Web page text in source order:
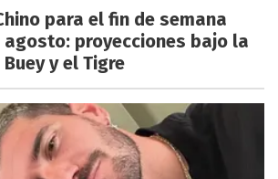
para el fin de semana
agosto: proyecciones bajo la
y el Tigre